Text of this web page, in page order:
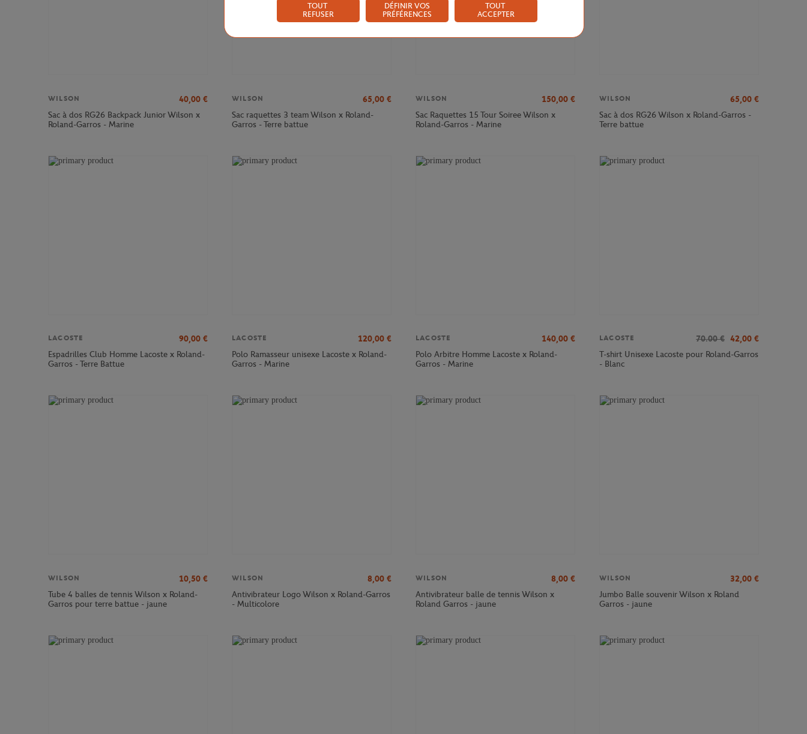
WILSON 40,00 €
Sac à dos RG26 Backpack Junior Wilson x
Roland-Garros - Marine
WILSON 65,00 €
Sac raquettes 3 team Wilson x Roland-
Garros - Terre battue
WILSON 150,00 €
Sac Raquettes 15 Tour Soiree Wilson x
Roland-Garros - Marine
WILSON 65,00 €
Sac à dos RG26 Wilson x Roland-Garros -
Terre battue
LACOSTE 90,00 €
Espadrilles Club Homme Lacoste x Roland-
Garros - Terre Battue
LACOSTE 120,00 €
Polo Ramasseur unisexe Lacoste x Roland-
Garros - Marine
LACOSTE 140,00 €
Polo Arbitre Homme Lacoste x Roland-
Garros - Marine
LACOSTE 70.00 € 42,00 €
T-shirt Unisexe Lacoste pour Roland-Garros
- Blanc
WILSON 10,50 €
Tube 4 balles de tennis Wilson x Roland-
Garros pour terre battue - jaune
WILSON 8,00 €
Antivibrateur Logo Wilson x Roland-Garros
- Multicolore
WILSON 8,00 €
Antivibrateur balle de tennis Wilson x
Roland Garros - jaune
WILSON 32,00 €
Jumbo Balle souvenir Wilson x Roland
Garros - jaune
TOUT
REFUSER
DÉFINIR VOS
PRÉFÉRENCES
TOUT
ACCEPTER